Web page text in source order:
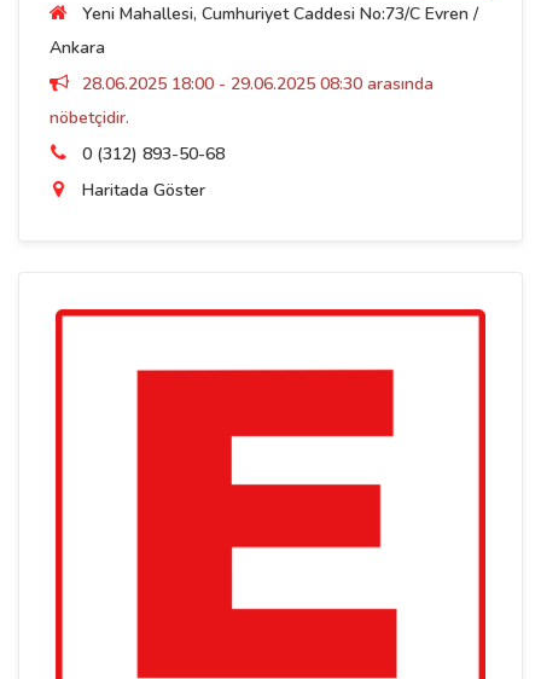
Yeni Mahallesi, Cumhuriyet Caddesi No:73/C Evren /
Ankara
28.06.2025 18:00 - 29.06.2025 08:30 arasında
nöbetçidir.
0 (312) 893-50-68
Haritada Göster